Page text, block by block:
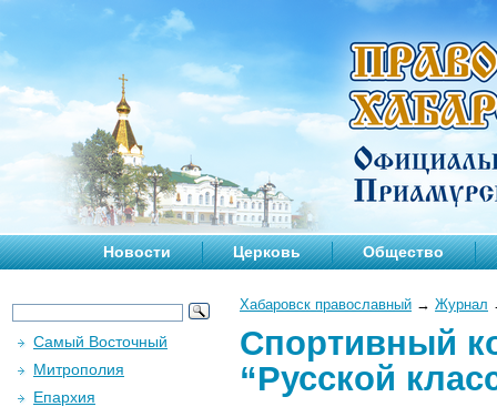
Новости Церковь Общество
Хабаровск православный → Журнал
Спортивный
“Русской
Самый Восточный
Митрополия
Епархия